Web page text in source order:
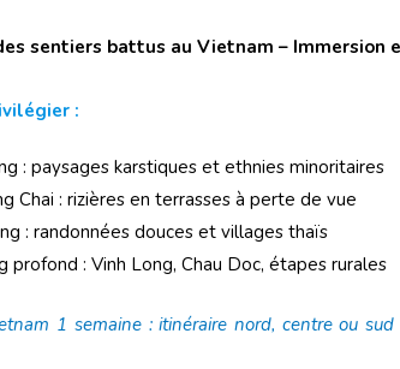
sentiers battus au Vietnam – Immersion
:
: paysages karstiques et ethnies minoritaires
Chai : rizières en terrasses à perte de vue
: randonnées douces et villages thaïs
profond : Vinh Long, Chau Doc, étapes rurales
1 semaine : itinéraire nord, centre ou